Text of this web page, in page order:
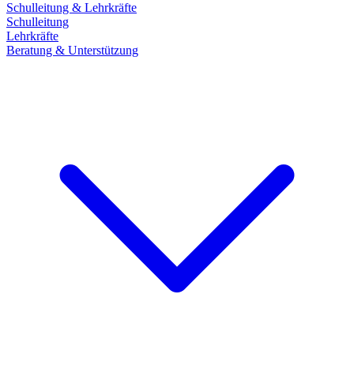
Schulleitung & Lehrkräfte
Schulleitung
Lehrkräfte
Beratung & Unterstützung